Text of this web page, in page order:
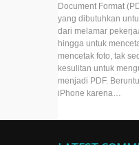
Document Format
yang dibutuhkan
dari melamar
hingga untuk
mencetak foto, tak
kesulitan untuk
menjadi PDF.
iPhone karena…